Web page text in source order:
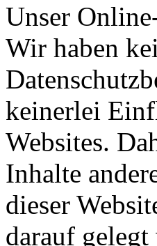
Unser
Wir haben
keinerlei
Websites.
Inhalte
dieser
darauf